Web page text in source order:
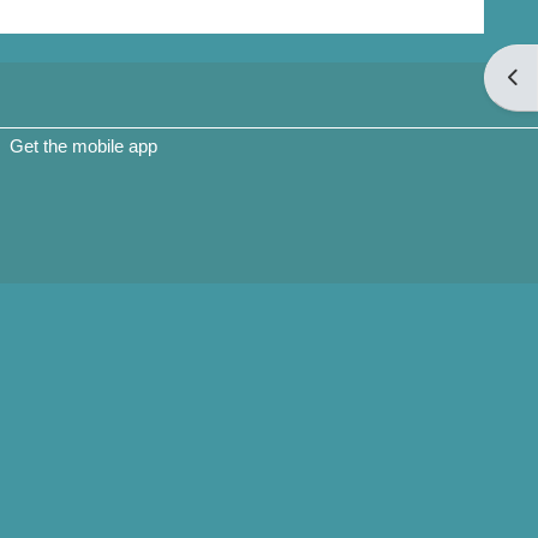
Get the mobile app